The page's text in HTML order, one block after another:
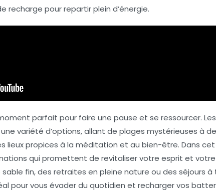
recharge pour repartir plein d’énergie.
parfait pour faire une pause et se ressourcer. Les
variété d’options, allant de plages mystérieuses à
lieux propices à la méditation et au bien-être. Dans
qui promettent de revitaliser votre esprit et votre
fin, des retraites en pleine nature ou des séjours
pour vous évader du quotidien et recharger vos